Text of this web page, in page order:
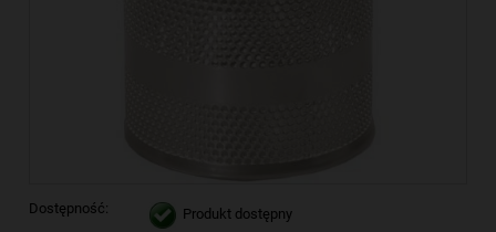
Dostępność:
Produkt dostępny